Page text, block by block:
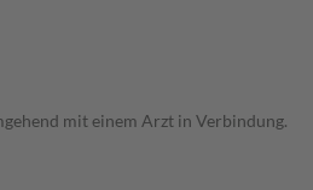
mit einem Arzt in Verbindung.